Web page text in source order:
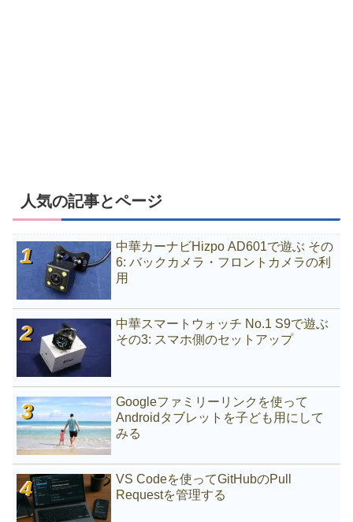
人気の記事とページ
中華カーナビHizpo AD601で遊ぶ その
6: バックカメラ・フロントカメラの利
用
中華スマートウォッチ No.1 S9で遊ぶ
その3: スマホ側のセットアップ
Googleファミリーリンクを使って
Androidタブレットを子ども用にして
みる
VS Codeを使ってGitHubのPull
Requestを管理する